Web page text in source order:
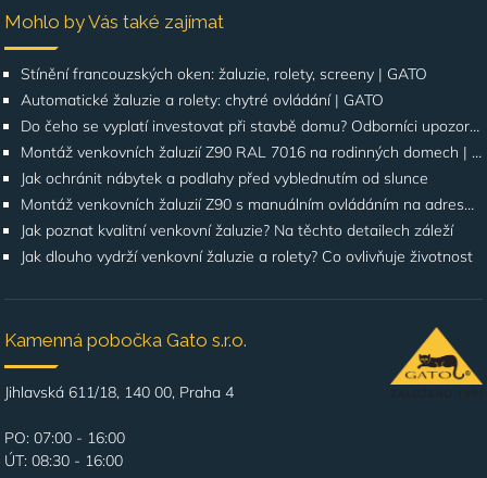
Mohlo by Vás také zajímat
Stínění francouzských oken: žaluzie, rolety, screeny | GATO
Automatické žaluzie a rolety: chytré ovládání | GATO
Do čeho se vyplatí investovat při stavbě domu? Odborníci upozorňují na stínění oken
Montáž venkovních žaluzií Z90 RAL 7016 na rodinných domech | Případová studie
Jak ochránit nábytek a podlahy před vyblednutím od slunce
Montáž venkovních žaluzií Z90 s manuálním ovládáním na adrese Štúrova, Praha 4
Jak poznat kvalitní venkovní žaluzie? Na těchto detailech záleží
Jak dlouho vydrží venkovní žaluzie a rolety? Co ovlivňuje životnost
Kamenná pobočka Gato s.r.o.
Jihlavská 611/18, 140 00, Praha 4
PO: 07:00 - 16:00
ÚT: 08:30 - 16:00